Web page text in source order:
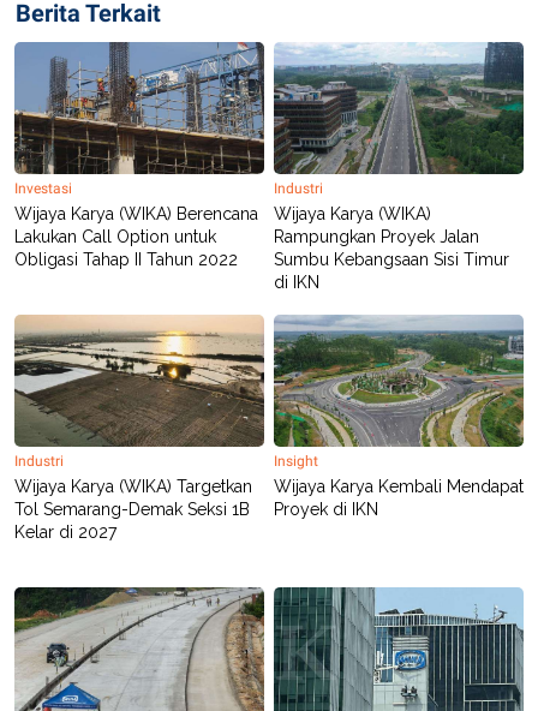
L
A
A
N
A
N
C
E
T
A
K
I
J
A
E
M
I
T
E
N
A
P
E
R
V
E
R
T
I
S
I
N
G
K
E
D
I
A
.
I
D
Berita Terkait
Investasi
Wijaya Karya (WIKA) Berencana
Lakukan Call Option untuk
Obligasi Tahap II Tahun 2022
Industri
Wijaya Karya (WIKA)
Rampungkan Proyek Jalan
Sumbu Kebangsaan Sisi Timur
di IKN
Industri
Wijaya Karya (WIKA) Targetkan
Tol Semarang-Demak Seksi 1B
Kelar di 2027
Insight
Wijaya Karya Kembali Mendapat
Proyek di IKN